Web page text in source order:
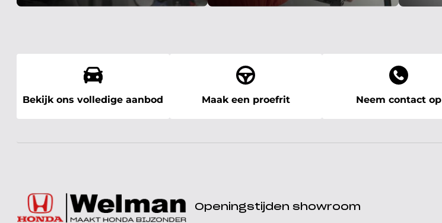
Bekijk ons volledige aanbod Maak een proefrit Neem contact op
Openingstijden showroom